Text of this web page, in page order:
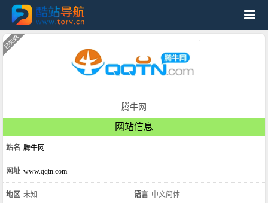
腾牛网
网站信息
站名 腾牛网
网址 www.qqtn.com
地区 未知 语言 中文简体